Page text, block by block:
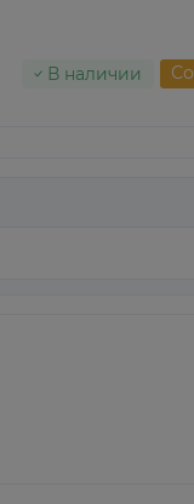
В наличии